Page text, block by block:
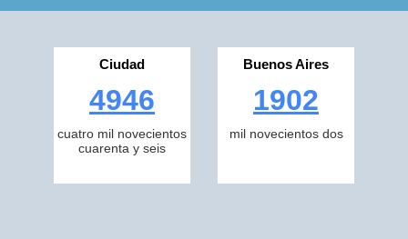
Ciudad
4946
cuatro mil novecientos
cuarenta y seis
Buenos Aires
1902
mil novecientos dos